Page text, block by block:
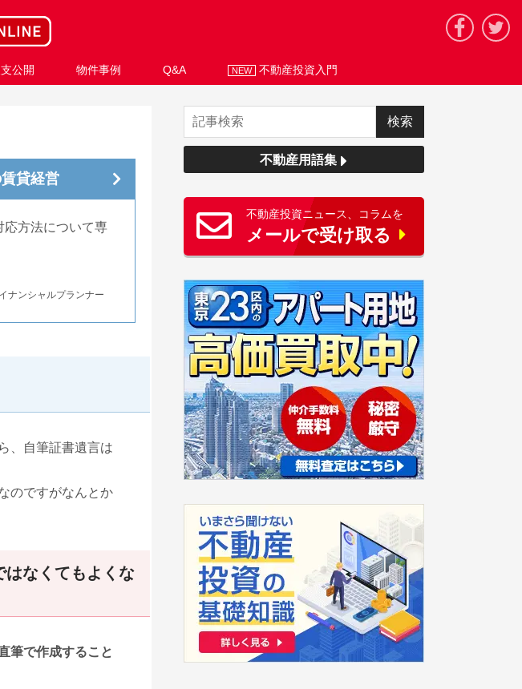
公開 物件事例 Q&A NEW 不動産投資入門
賃貸経営
方法について専
ナンシャルプランナー
、自筆証書遺言は
のですがなんとか
はなくてもよくな
筆で作成すること
不動産用語集
不動産投資ニュース、コラムを
メールで受け取る